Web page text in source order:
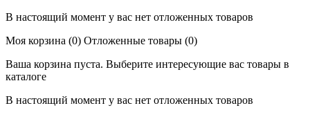
В настоящий момент у вас нет отложенных товаров
Моя корзина (0) Отложенные товары (0)
Ваша корзина пуста. Выберите интересующие вас товары в
каталоге
В настоящий момент у вас нет отложенных товаров